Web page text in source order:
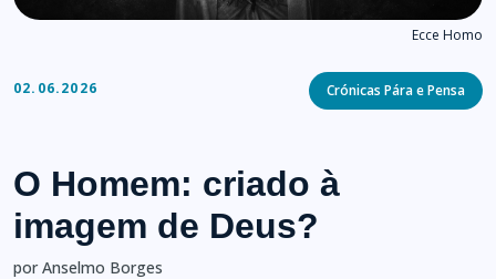
Ecce Homo
02.06.2026 Categories
Crónicas Pára e Pensa
O Homem: criado à
imagem de Deus?
por Anselmo Borges